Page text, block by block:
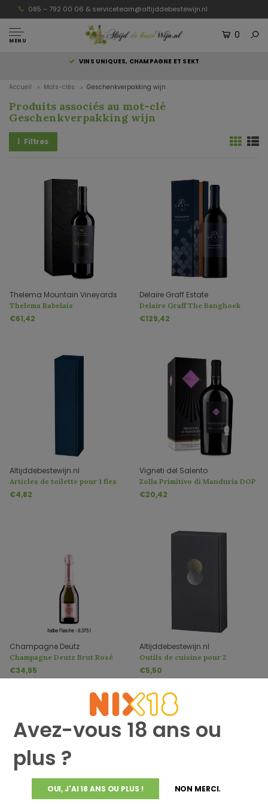
085 – 792 00 06 & serviceteam@altijddebestewijn.nl
MENU
0
VINS UNIQUES, CHAMPAGNE ET SEKT
Avez-vous 18 ans ou
plus ?
OUI, J'AI 18 ANS OU PLUS ! NON MERCI.
Accueil Mots-clés Geschenkverpakking wijn
Produits associés au mot-clé
Geschenkverpakking wijn
Filtres
Thelema Mountain Vineyards
Thelema Rabelais
€61,42
Delaire Graff Estate
Delaire Graff The Banghoek
dans un emballage cadeau
€129,42
Altijddebestewijn.nl
Articles de toilette pour 1 fles
€4,82
Vigneti del Salento
Zolla Primitivo di Manduria DOP
Magnum 1,5 Liter
€20,42
Champagne Deutz
Champagne Deutz Brut Rosé
0,375 litre à Geschenkdoos
€34,95
Altijddebestewijn.nl
Outils de cuisine pour 2
personnes
€5,50